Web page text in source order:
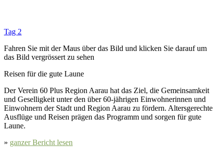
Tag 2
Fahren Sie mit der Maus über das Bild und klick­en Sie darauf um
das Bild ver­grössert zu sehen
Reisen für die gute Laune
Der Vere­in 60 Plus Region Aarau hat das Ziel, die Gemein­samkeit
und Gesel­ligkeit unter den über 60-jähri­gen Ein­wohner­in­nen und
Ein­wohn­ern der Stadt und Region Aarau zu fördern. Alters­gerechte
Ausflüge und Reisen prä­gen das Pro­gramm und sor­gen für gute
Laune.
» ganz­er Bericht lesen